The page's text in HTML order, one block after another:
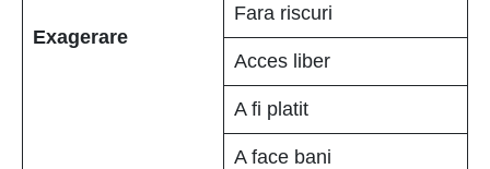
Exagerare
Fara riscuri
Acces liber
A fi platit
A face bani